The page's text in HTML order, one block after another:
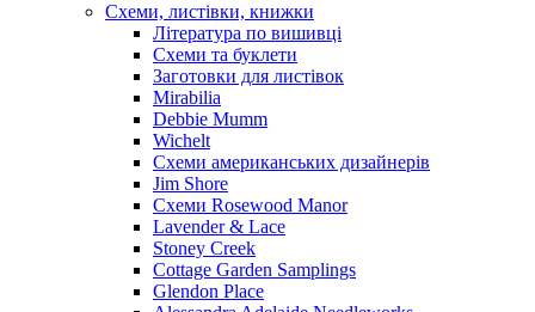
Схеми, листівки, книжки
Література по вишивці
Схеми та буклети
Заготовки для листівок
Mirabilia
Debbie Mumm
Wichelt
Схеми американських дизайнерів
Jim Shore
Cхеми Rosewood Manor
Lavender & Lace
Stoney Creek
Cottage Garden Samplings
Glendon Place